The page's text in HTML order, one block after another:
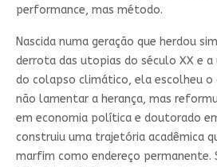
performance, mas método.
Nascida numa geração que herdou
derrota das utopias do século XX e
do colapso climático, ela escolheu o
não lamentar a herança, mas
em economia política e doutorado
construiu uma trajetória acadêmica
marfim como endereço permanente.